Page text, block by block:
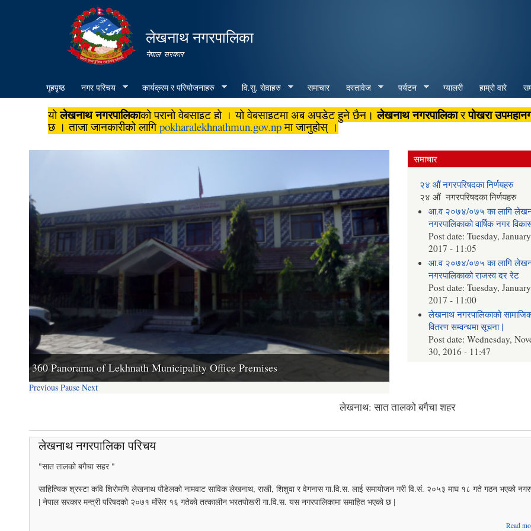
लेखनाथ नगरपालिका
नेपाल सरकार
गृहपृष्ठ नगर परिचय कार्यक्रम र परियोजनाहरु वि.सु. सेवाहरु समाचार दस्तावेज पर्यटन ग्यालरी हाम्रो वारे
योलेखनाथ नगरपालिकाको पुरानो वेबसाइट हो । यो वेबसाइटमा अब अपडेट हुने छैन।लेखनाथ नगरपालिकारपोखरा
छ । ताजा जानकारीको लागि pokharalekhnathmun.gov.npमा जानुहोस् ।
360 Panorama of Lekhnath Municipality Office Premises
नगरपालिकाको स्रोत नक्साहरु
Previous Pause Next
समाचार
२४ औं नगरपरिषदका निर्णयहरु
२४ औं नगरपरिषदका निर्णयहरु
आ.व २०७४/०७५ का लागि
नगरपालिकाको वार्षिक नगर
Post date:Tuesday,
2017 - 11:05
आ.व २०७४/०७५ का लागि
नगरपालिकाको राजस्व दर रेट
Post date:Tuesday,
2017 - 11:00
लेखनाथ नगरपालिकाको
वितरण सम्वन्धमा सूचना |
Post date:Wednesday,
30, 2016 - 11:47
लेखनाथ नगरपालिकाको
Post date:Thursday,
लेखनाथ: सात तालको बगैचा शहर
लेखनाथ नगरपालिका परिचय
"सात तालको बगैचा सहर "
साहित्यिक श्रस्टा कवि शिरोमणि लेखनाथ पौडेलको नामवाट साविक लेखनाथ, राखी, शिशुवा र वेगनास गा.वि.स. लाई समायोजन गरी वि.सं. २०५३ माघ १८ गते गठन भएको
| नेपाल सरकार मन्त्री परिषदको २०७१ मंसिर १६ गतेको तत्कालीन भरतपोखरी गा.वि.स. यस नगरपालिकामा समाहित भएको छ |
Read